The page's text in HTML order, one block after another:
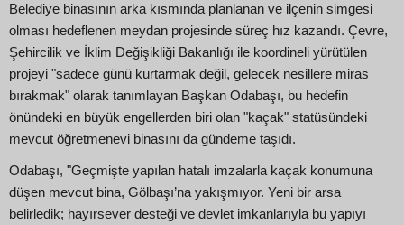
Belediye binasının arka kısmında planlanan ve ilçenin simgesi
olması hedeflenen meydan projesinde süreç hız kazandı. Çevre,
Şehircilik ve İklim Değişikliği Bakanlığı ile koordineli yürütülen
projeyi "sadece günü kurtarmak değil, gelecek nesillere miras
bırakmak" olarak tanımlayan Başkan Odabaşı, bu hedefin
önündeki en büyük engellerden biri olan "kaçak" statüsündeki
mevcut öğretmenevi binasını da gündeme taşıdı.
Odabaşı, "Geçmişte yapılan hatalı imzalarla kaçak konumuna
düşen mevcut bina, Gölbaşı’na yakışmıyor. Yeni bir arsa
belirledik; hayırsever desteği ve devlet imkanlarıyla bu yapıyı